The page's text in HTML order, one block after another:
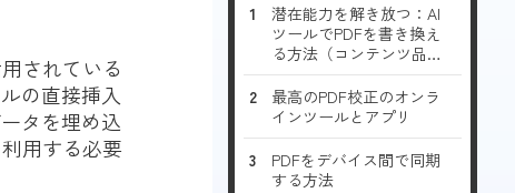
されている
の直接挿入
タを埋め込
用する必要
潜在能力を解き放つ：AI
ツールでPDFを書き換え
る方法（コンテンツ品質
向上ガイド）
最高のPDF校正のオンラ
インツールとアプリ
PDFをデバイス間で同期
する方法